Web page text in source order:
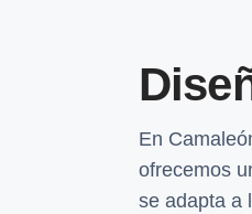
En
ofrecemos
se adapta a